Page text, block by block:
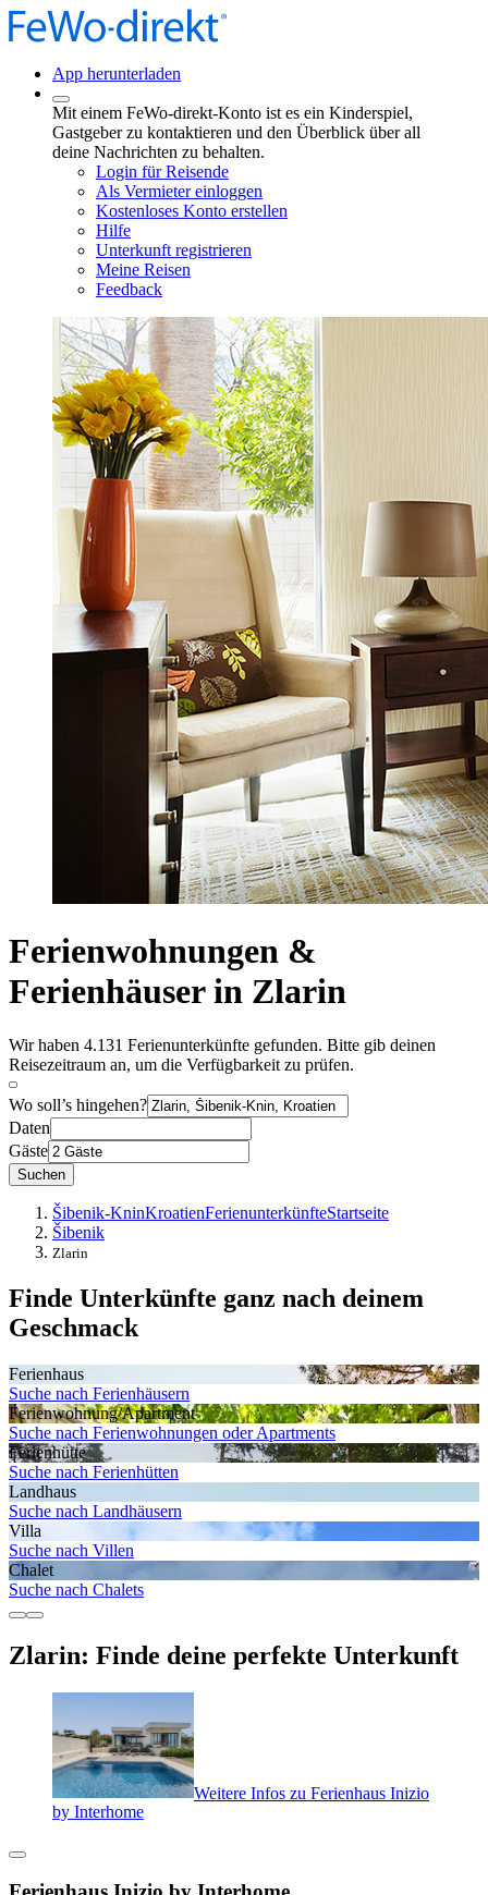
App herunterladen
Mit einem FeWo-direkt-Konto ist es ein Kinderspiel,
Gastgeber zu kontaktieren und den Überblick über all
deine Nachrichten zu behalten.
Login für Reisende
Als Vermieter einloggen
Kostenloses Konto erstellen
Hilfe
Unterkunft registrieren
Meine Reisen
Feedback
Ferienwohnungen &
Ferienhäuser in Zlarin
Wir haben 4.131 Ferienunterkünfte gefunden. Bitte gib deinen
Reisezeitraum an, um die Verfügbarkeit zu prüfen.
Wo soll’s hingehen?
Daten
Gäste
Suchen
Šibenik-KninKroatienFerienunterkünfteStartseite
Šibenik
Zlarin
Finde Unterkünfte ganz nach deinem
Geschmack
Ferienhaus
Suche nach Ferienhäusern
Ferienwohnung/Apartment
Suche nach Ferienwohnungen oder Apartments
Ferienhütte
Suche nach Ferienhütten
Landhaus
Suche nach Landhäusern
Villa
Suche nach Villen
Chalet
Suche nach Chalets
Zlarin: Finde deine perfekte Unterkunft
Weitere Infos zu Ferienhaus Inizio
by Interhome